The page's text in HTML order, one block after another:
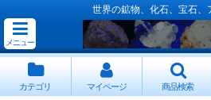
世界の鉱物、化石、宝石、
メニュー
カテゴリ マイページ 商品検索